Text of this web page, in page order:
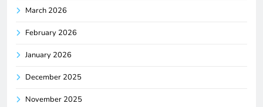
March 2026
February 2026
January 2026
December 2025
November 2025